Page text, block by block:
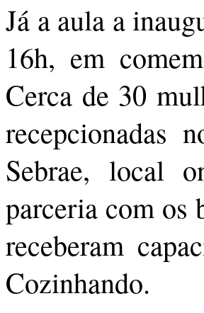
Já a aula a
16h, em
Cerca de 30
recepcionadas
Sebrae, local
parceria com os
receberam
Cozinhando.